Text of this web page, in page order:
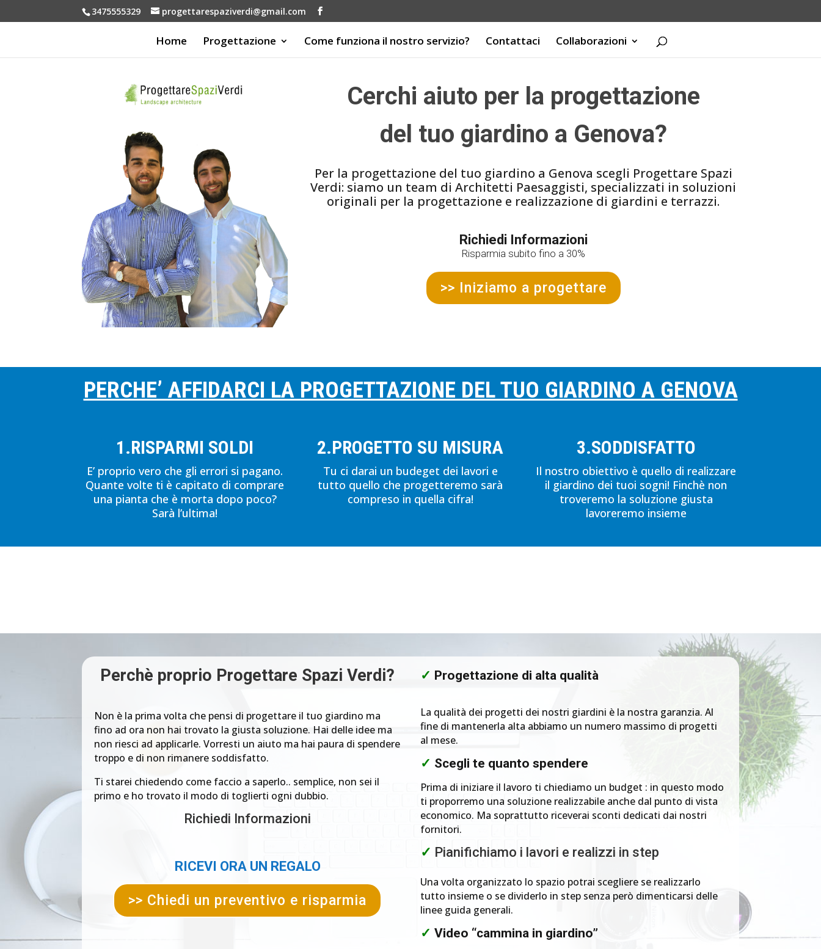
3475555329 progettarespaziverdi@gmail.com
Home Progettazione Come funziona il nostro servizio? Contattaci Collaborazioni
Cerchi aiuto per la progettazione
del tuo giardino a Genova?
Per la progettazione del tuo giardino a Genova scegli Progettare Spazi
Verdi: siamo un team di Architetti Paesaggisti, specializzati in soluzioni
originali per la progettazione e realizzazione di giardini e terrazzi.
Richiedi Informazioni
Risparmia subito fino a 30%
>> Iniziamo a progettare
PERCHE’ AFFIDARCI LA PROGETTAZIONE DEL TUO GIARDINO A GENOVA
1.RISPARMI SOLDI
E’ proprio vero che gli errori si pagano.
Quante volte ti è capitato di comprare
una pianta che è morta dopo poco?
Sarà l’ultima!
2.PROGETTO SU MISURA
Tu ci darai un budeget dei lavori e
tutto quello che progetteremo sarà
compreso in quella cifra!
3.SODDISFATTO
Il nostro obiettivo è quello di realizzare
il giardino dei tuoi sogni! Finchè non
troveremo la soluzione giusta
lavoreremo insieme
Perchè proprio Progettare Spazi Verdi?
Non è la prima volta che pensi di progettare il tuo giardino ma
fino ad ora non hai trovato la giusta soluzione. Hai delle idee ma
non riesci ad applicarle. Vorresti un aiuto ma hai paura di spendere
troppo e di non rimanere soddisfatto.
Ti starei chiedendo come faccio a saperlo.. semplice, non sei il
primo e ho trovato il modo di toglierti ogni dubbio.
Richiedi Informazioni
RICEVI ORA UN REGALO
>> Chiedi un preventivo e risparmia
✓ Progettazione di alta qualità
La qualità dei progetti dei nostri giardini è la nostra garanzia. Al
fine di mantenerla alta abbiamo un numero massimo di progetti
al mese.
✓ Scegli te quanto spendere
Prima di iniziare il lavoro ti chiediamo un budget : in questo modo
ti proporremo una soluzione realizzabile anche dal punto di vista
economico. Ma soprattutto riceverai sconti dedicati dai nostri
fornitori.
✓ Pianifichiamo i lavori e realizzi in step
Una volta organizzato lo spazio potrai scegliere se realizzarlo
tutto insieme o se dividerlo in step senza però dimenticarsi delle
linee guida generali.
✓ Video “cammina in giardino”